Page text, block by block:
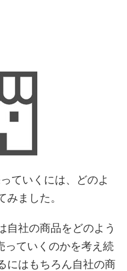
ていくには、どのよ
ました。
自社の商品をどのよう
っていくのかを考え続
にはもちろん自社の商